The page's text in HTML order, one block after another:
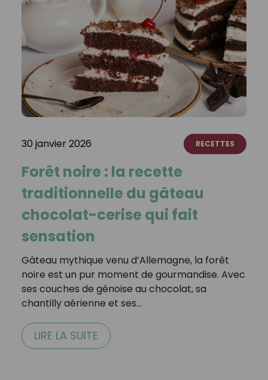
30 janvier 2026 RECETTES
Forêt noire : la recette
traditionnelle du gâteau
chocolat-cerise qui fait
sensation
Gâteau mythique venu d’Allemagne, la forêt
noire est un pur moment de gourmandise. Avec
ses couches de génoise au chocolat, sa
chantilly aérienne et ses…
LIRE LA SUITE